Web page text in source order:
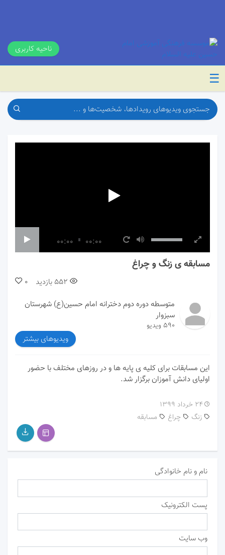
ناحیه کاربری
☰
00:00 00:00
مسابقه ی زنگ و چراغ
0 552 بازدید
متوسطه دوره دوم دخترانه امام حسین(ع) شهرستان
سبزوار
590 ویدیو
ویدیوهای بیشتر
این مسابقات برای کلیه ی پایه ها و در روزهای مختلف با حضور
اولیای دانش آموزان برگزار شد.
۲۴ خرداد ۱۳۹۹
چراغ
زنگ مسابقه
نام و نام خانوادگی
پست الکترونیک
وب سایت